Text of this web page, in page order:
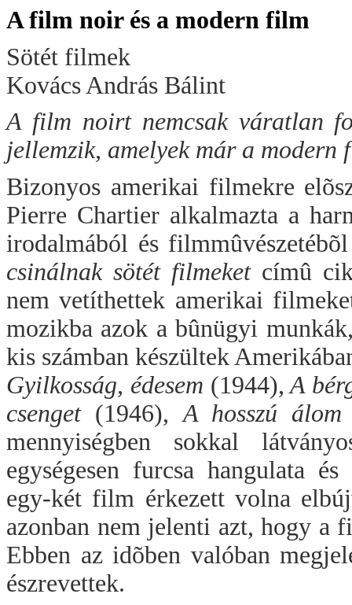
A film noir és a modern film
Sötét filmek
Kovács András Bálint
A film noirt nemcsak váratlan
jellemzik, amelyek már a modern
Bizonyos amerikai filmekre
Pierre Chartier alkalmazta a
irodalmából és
csinálnak sötét filmeket címû
nem vetíthettek amerikai
mozikba azok a bûnügyi
kis számban készültek
Gyilkosság, édesem (1944), A
csenget(1946), A hosszú álom
mennyiségben sokkal
egységesen furcsa hangulata
egy-két film érkezett volna
azonban nem jelenti azt, hogy
Ebben az idõben valóban
észrevettek.